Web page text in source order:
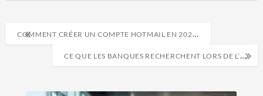
COMMENT CRÉER UN COMPTE HOTMAIL EN 2022 ?
CE QUE LES BANQUES RECHERCHENT LORS DE L’EXAMEN D’UNE DEMANDE DE PRÊT